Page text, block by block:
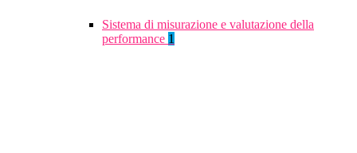
Sistema di misurazione e valutazione della
performance 1